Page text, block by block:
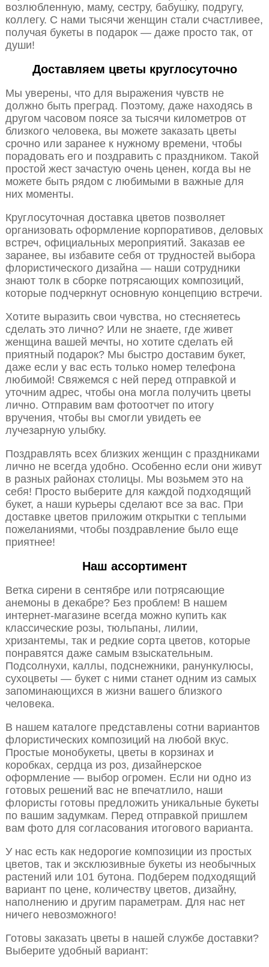
возлюбленную, маму, сестру, бабушку, подругу,
коллегу. С нами тысячи женщин стали счастливее,
получая букеты в подарок — даже просто так, от
души!
Доставляем цветы круглосуточно
Мы уверены, что для выражения чувств не
должно быть преград. Поэтому, даже находясь в
другом часовом поясе за тысячи километров от
близкого человека, вы можете заказать цветы
срочно или заранее к нужному времени, чтобы
порадовать его и поздравить с праздником. Такой
простой жест зачастую очень ценен, когда вы не
можете быть рядом с любимыми в важные для
них моменты.
Круглосуточная доставка цветов позволяет
организовать оформление корпоративов, деловых
встреч, официальных мероприятий. Заказав ее
заранее, вы избавите себя от трудностей выбора
флористического дизайна — наши сотрудники
знают толк в сборке потрясающих композиций,
которые подчеркнут основную концепцию встречи.
Хотите выразить свои чувства, но стесняетесь
сделать это лично? Или не знаете, где живет
женщина вашей мечты, но хотите сделать ей
приятный подарок? Мы быстро доставим букет,
даже если у вас есть только номер телефона
любимой! Свяжемся с ней перед отправкой и
уточним адрес, чтобы она могла получить цветы
лично. Отправим вам фотоотчет по итогу
вручения, чтобы вы смогли увидеть ее
лучезарную улыбку.
Поздравлять всех близких женщин с праздниками
лично не всегда удобно. Особенно если они живут
в разных районах столицы. Мы возьмем это на
себя! Просто выберите для каждой подходящий
букет, а наши курьеры сделают все за вас. При
доставке цветов приложим открытки с теплыми
пожеланиями, чтобы поздравление было еще
приятнее!
Наш ассортимент
Ветка сирени в сентябре или потрясающие
анемоны в декабре? Без проблем! В нашем
интернет-магазине всегда можно купить как
классические розы, тюльпаны, лилии,
хризантемы, так и редкие сорта цветов, которые
понравятся даже самым взыскательным.
Подсолнухи, каллы, подснежники, ранункулюсы,
сухоцветы — букет с ними станет одним из самых
запоминающихся в жизни вашего близкого
человека.
В нашем каталоге представлены сотни вариантов
флористических композиций на любой вкус.
Простые монобукеты, цветы в корзинах и
коробках, сердца из роз, дизайнерское
оформление — выбор огромен. Если ни одно из
готовых решений вас не впечатлило, наши
флористы готовы предложить уникальные букеты
по вашим задумкам. Перед отправкой пришлем
вам фото для согласования итогового варианта.
У нас есть как недорогие композиции из простых
цветов, так и эксклюзивные букеты из необычных
растений или 101 бутона. Подберем подходящий
вариант по цене, количеству цветов, дизайну,
наполнению и другим параметрам. Для нас нет
ничего невозможного!
Готовы заказать цветы в нашей службе доставки?
Выберите удобный вариант: